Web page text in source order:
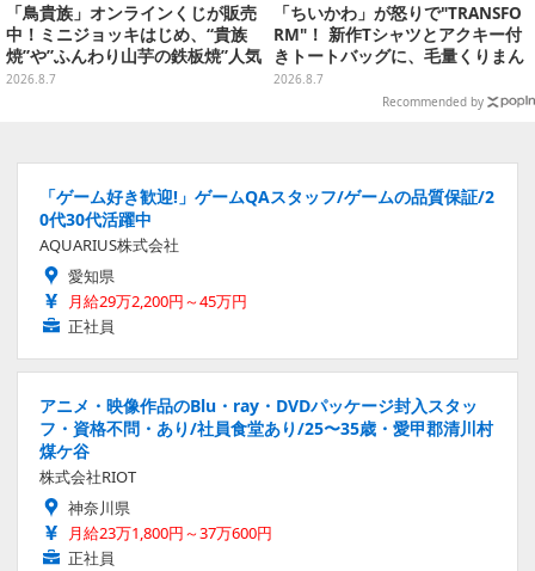
「鳥貴族」オンラインくじが販売
中！ミニジョッキはじめ、“貴族
焼”や”ふんわり山芋の鉄板焼”人気
メニューTシャツなどラインナッ
2026.8.7
「ちいかわ」が怒りで"TRANSFO
RM"！ 新作Tシャツとアクキー付
きトートバッグに、毛量くりまん
じゅうなど全6アイテムが仲間入
2026.8.7
Recommended by
「ゲーム好き歓迎!」ゲームQAスタッフ/ゲームの品質保証/2
0代30代活躍中
AQUARIUS株式会社
愛知県
月給29万2,200円～45万円
正社員
アニメ・映像作品のBlu・ray・DVDパッケージ封入スタッ
フ・資格不問・あり/社員食堂あり/25〜35歳・愛甲郡清川村
煤ケ谷
株式会社RIOT
神奈川県
月給23万1,800円～37万600円
正社員